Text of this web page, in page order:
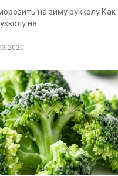
на зиму рукколу Как
на...